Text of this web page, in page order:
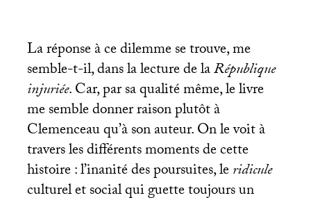
La réponse à ce dilemme se trouve, me
semble-t-il, dans la lecture de laRépublique
injuriée. Car, par sa qualité même, le livre
me semble donner raison plutôt à
Clemenceau qu’à son auteur. On le voit à
travers les différents moments de cette
histoire : l’inanité des poursuites, leridicule
culturel et social qui guette toujours un